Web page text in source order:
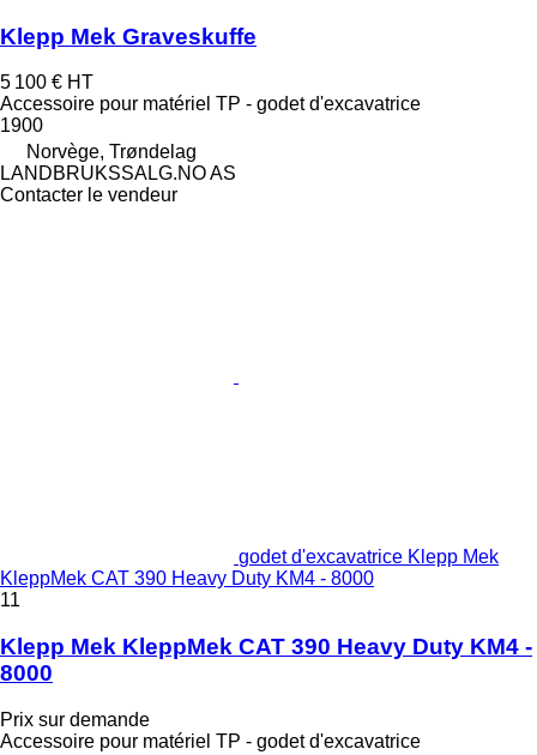
Klepp Mek Graveskuffe
5 100 € HT
Accessoire pour matériel TP - godet d'excavatrice
1900
Norvège, Trøndelag
LANDBRUKSSALG.NO AS
Contacter le vendeur
godet d'excavatrice Klepp Mek
KleppMek CAT 390 Heavy Duty KM4 - 8000
11
Klepp Mek KleppMek CAT 390 Heavy Duty KM4 -
8000
Prix sur demande
Accessoire pour matériel TP - godet d'excavatrice